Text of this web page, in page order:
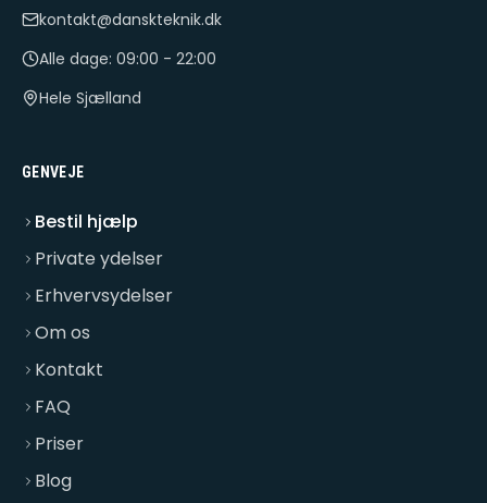
kontakt@danskteknik.dk
Alle dage: 09:00 - 22:00
Hele Sjælland
GENVEJE
Bestil hjælp
Private ydelser
Erhvervsydelser
Om os
Kontakt
FAQ
Priser
Blog